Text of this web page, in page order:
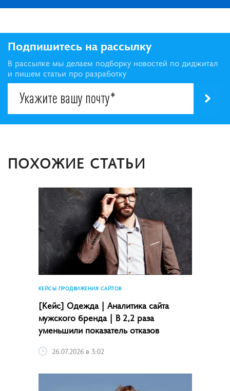
Подпишитесь на рассылку
В рассылке мы делаем подборку новостей по диджитал
и пишем статьи про разработку
ПОХОЖИЕ СТАТЬИ
КЕЙСЫ ПРОДВИЖЕНИЯ САЙТОВ
[Кейс] Одежда | Аналитика сайта
мужского бренда | В 2,2 раза
уменьшили показатель отказов
26.07.2026 в 3:02